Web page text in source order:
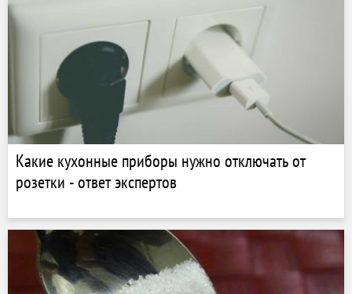
Какие кухонные приборы нужно отключать от
розетки - ответ экспертов